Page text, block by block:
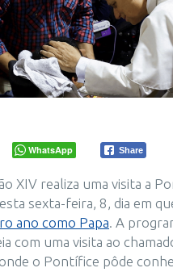
WhatsApp Share
XIV realiza uma visita a
sexta-feira, 8, dia em
ano como Papa. A
com uma visita ao
onde o Pontífice pôde